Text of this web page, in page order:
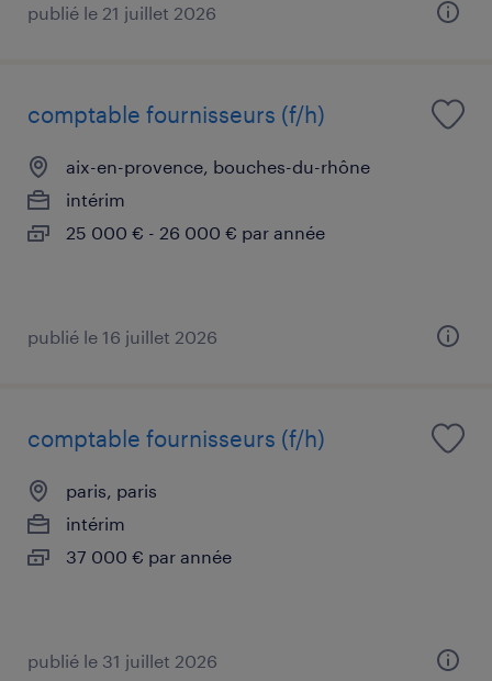
publié le 21 juillet 2026
comptable fournisseurs (f/h)
aix-en-provence, bouches-du-rhône
intérim
25 000 € - 26 000 € par année
publié le 16 juillet 2026
comptable fournisseurs (f/h)
paris, paris
intérim
37 000 € par année
publié le 31 juillet 2026